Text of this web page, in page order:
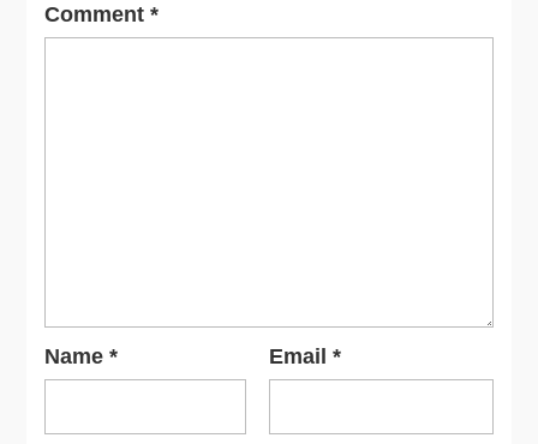
Comment*
Name* Email *